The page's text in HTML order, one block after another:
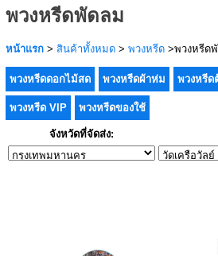
พวงหรีดพัดลม
หน้าแรก > สินค้าทั้งหมด > พวงหรีด >พวงหรีด
พวงหรีดดอกไม้สด พวงหรีดผ้าห่ม พวงหรีด
พวงหรีด VIP พวงหรีดของใช้
จังหวัดที่จัดส่ง: